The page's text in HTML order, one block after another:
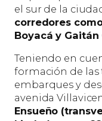
el sur de la
corredores
Boyacá y Gaitán
Teniendo en
formación de las
embarques y
avenida
Ensueño